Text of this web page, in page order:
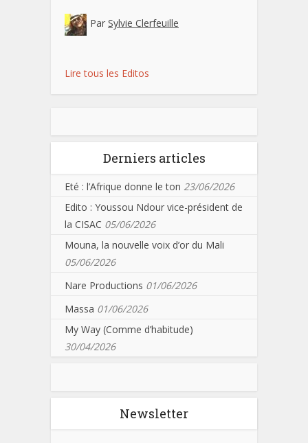
Par Sylvie Clerfeuille
Lire tous les Editos
Derniers articles
Eté : l’Afrique donne le ton 23/06/2026
Edito : Youssou Ndour vice-président de
la CISAC 05/06/2026
Mouna, la nouvelle voix d’or du Mali
05/06/2026
Nare Productions 01/06/2026
Massa 01/06/2026
My Way (Comme d’habitude)
30/04/2026
Newsletter